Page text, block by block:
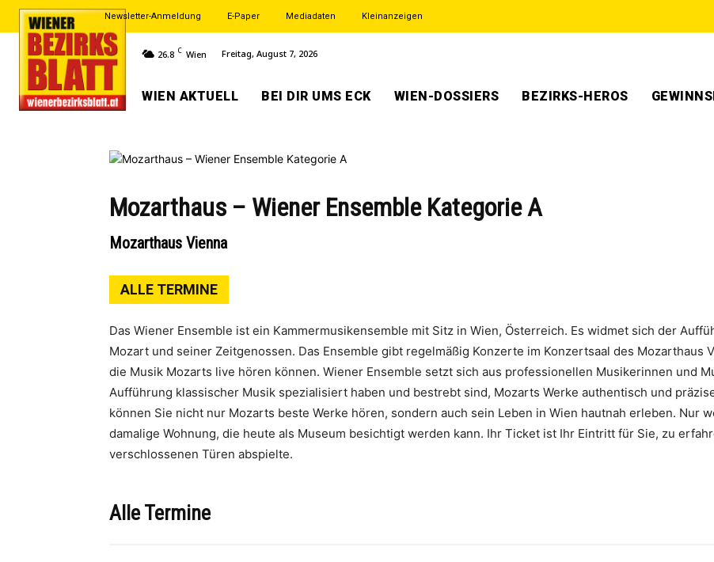
Newsletter-Anmeldung E-Paper Mediadaten Kleinanzeigen
26.8 C Wien Freitag, August 7, 2026
WIEN AKTUELL BEI DIR UMS ECK WIEN-DOSSIERS BEZIRKS-HEROS
Mozarthaus – Wiener Ensemble Kategorie A
Mozarthaus Vienna
ALLE TERMINE
Das Wiener Ensemble ist ein Kammermusikensemble mit Sitz in Wien, Österreich. Es widmet sich der
Mozart und seiner Zeitgenossen. Das Ensemble gibt regelmäßig Konzerte im Konzertsaal des Mozarthaus
die Musik Mozarts live hören können. Wiener Ensemble setzt sich aus professionellen Musikerinnen und
Aufführung klassischer Musik spezialisiert haben und bestrebt sind, Mozarts Werke authentisch und
können Sie nicht nur Mozarts beste Werke hören, sondern auch sein Leben in Wien hautnah erleben. Nur
damalige Wohnung, die heute als Museum besichtigt werden kann. Ihr Ticket ist Ihr Eintritt für Sie, zu
verschlossenen Türen abspielte.
Alle Termine